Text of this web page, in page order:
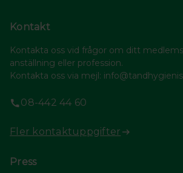
Kontakt
Kontakta oss vid frågor om ditt
anställning eller profession.
Kontakta oss via mejl:
08-442 44 60
Fler kontaktuppgifter
Press